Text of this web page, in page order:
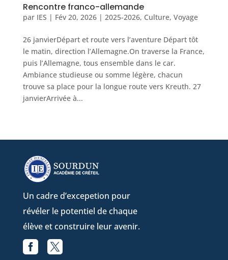
Rencontre franco-allemande
par IES | Fév 20, 2026| 2025-2026, Culture, Voyage
26 janvierDépart et route vers l’aventure Départ tôt
le matin, direction l’Allemagne.On traverse la France,
puis l’Allemagne, tous ensemble dans le car.
Ambiance studieuse ou somme légère, chacun
trouve sa place pour la longue route vers Kreuth. 27
janvierArrivée à...
Un cadre d’excepetion pour
révéler le potentiel de chaque
élève et construire leur avenir.
 Facebook
